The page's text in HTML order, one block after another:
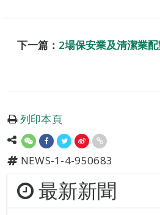
下一篇： 2場保安業及清潔業
列印本頁
NEWS-1-4-950683
最新新聞